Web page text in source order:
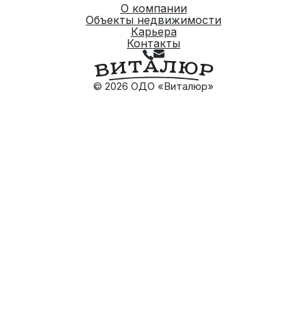
© 2026 ОДО «Виталюр»
О компании
Объекты недвижимости
Карьера
Контакты